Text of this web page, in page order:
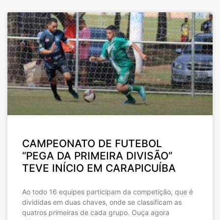
CAMPEONATO DE FUTEBOL
“PEGA DA PRIMEIRA DIVISÃO”
TEVE INÍCIO EM CARAPICUÍBA
Ao todo 16 equipes participam da competição, que é
divididas em duas chaves, onde se classificam as
quatros primeiras de cada grupo. Ouça agora